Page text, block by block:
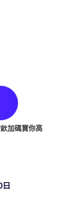
加碼賞你高
日